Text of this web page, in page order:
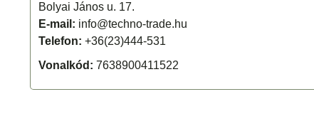
Bolyai János u. 17.
E-mail: info@techno-trade.hu
Telefon: +36(23)444-531
Vonalkód: 7638900411522